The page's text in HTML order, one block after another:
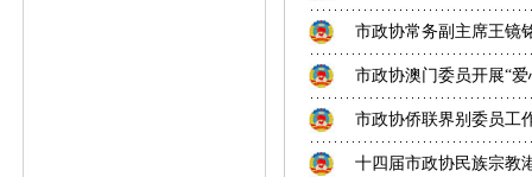
市政协常务副主席王镜
市政协澳门委员开展“
市政协侨联界别委员工
十四届市政协民族宗教